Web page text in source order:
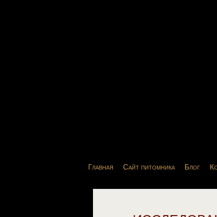
Главная Сайт питомника Блог